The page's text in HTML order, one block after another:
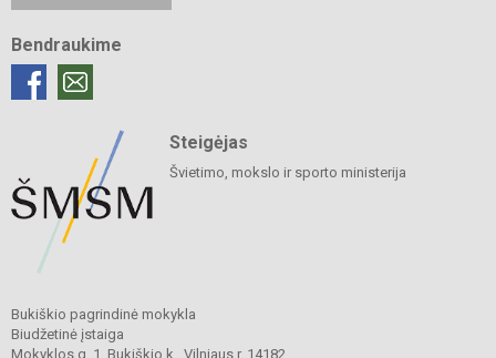
Bendraukime
Steigėjas
Švietimo, mokslo ir sporto ministerija
Bukiškio pagrindinė mokykla
Biudžetinė įstaiga
Mokyklos g. 1, Bukiškio k., Vilniaus r. 14182